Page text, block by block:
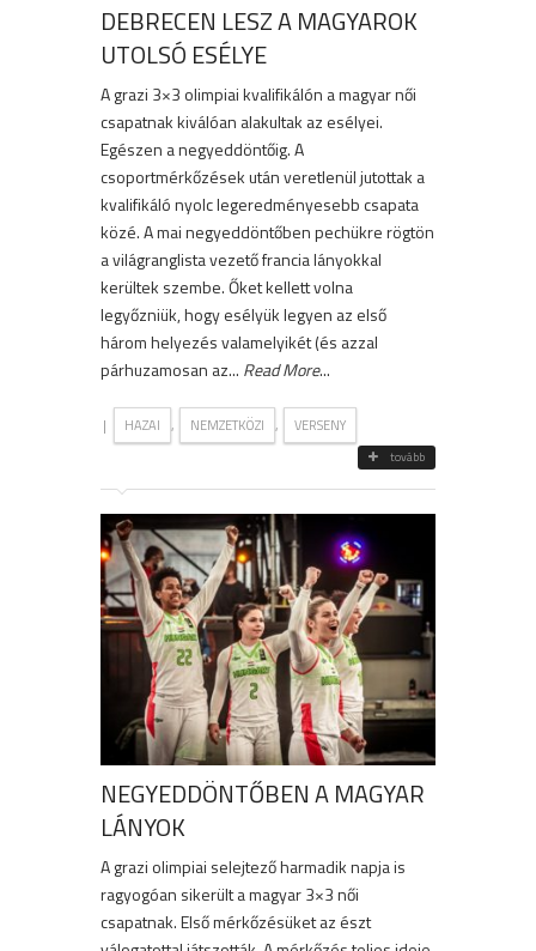
DEBRECEN LESZ A MAGYAROK
UTOLSÓ ESÉLYE
A grazi 3×3 olimpiai kvalifikálón a magyar női
csapatnak kiválóan alakultak az esélyei.
Egészen a negyeddöntőig. A
csoportmérkőzések után veretlenül jutottak a
kvalifikáló nyolc legeredményesebb csapata
közé. A mai negyeddöntőben pechükre rögtön
a világranglista vezető francia lányokkal
kerültek szembe. Őket kellett volna
legyőzniük, hogy esélyük legyen az első
három helyezés valamelyikét (és azzal
párhuzamosan az... Read More...
| HAZAI , NEMZETKÖZI , VERSENY
tovább
NEGYEDDÖNTŐBEN A MAGYAR
LÁNYOK
A grazi olimpiai selejtező harmadik napja is
ragyogóan sikerült a magyar 3×3 női
csapatnak. Első mérkőzésüket az észt